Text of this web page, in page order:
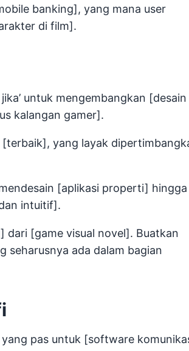
banking], yang mana user
di film].
untuk mengembangkan [desain
kalangan gamer].
yang layak
[aplikasi properti] hingga
intuitif].
dari [game visual novel]. Buatkan
seharusnya ada dalam bagian
pas untuk [software